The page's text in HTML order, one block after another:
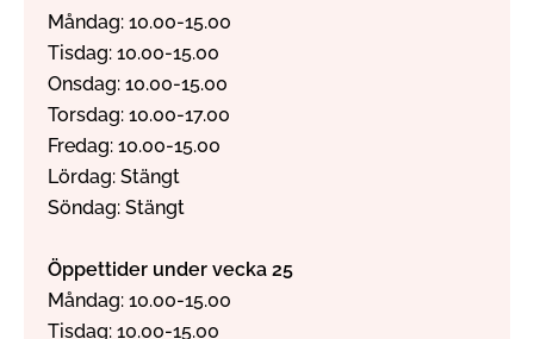
Måndag: 10.00-15.00
Tisdag: 10.00-15.00
Onsdag: 10.00-15.00
Torsdag: 10.00-17.00
Fredag: 10.00-15.00
Lördag: Stängt
Söndag: Stängt
Öppettider under vecka 25
Måndag: 10.00-15.00
Tisdag: 10.00-15.00